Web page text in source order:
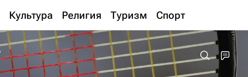
Культура Религия Туризм Спорт